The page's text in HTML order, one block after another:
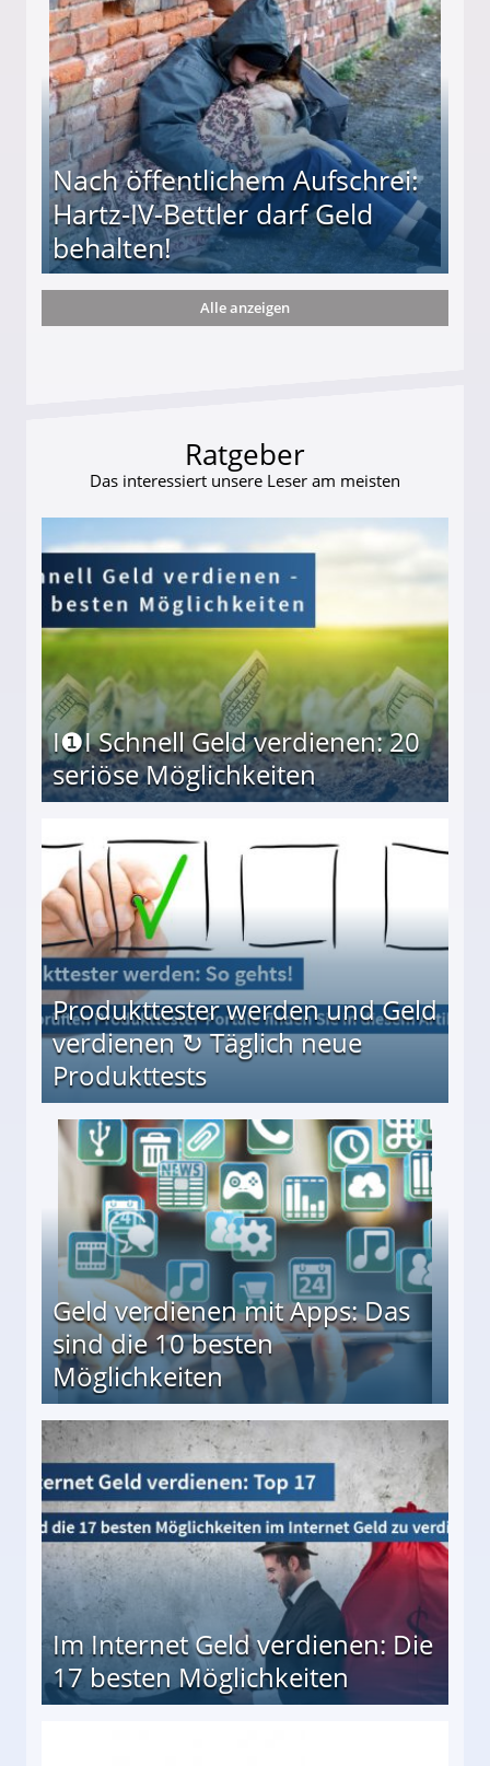
Nach öffentlichem Aufschrei:
Hartz-IV-Bettler darf Geld
behalten!
darf Geld behalten!
Alle anzeigen
Ratgeber
Das interessiert unsere Leser am meisten
I❶I Schnell Geld verdienen: 20
seriöse Möglichkeiten
Produkttester werden und Geld
verdienen ↻ Täglich neue
Produkttests
↻ Täglich neue Produkttests
Geld verdienen mit Apps: Das
sind die 10 besten
Möglichkeiten
besten Möglichkeiten
Im Internet Geld verdienen: Die
17 besten Möglichkeiten